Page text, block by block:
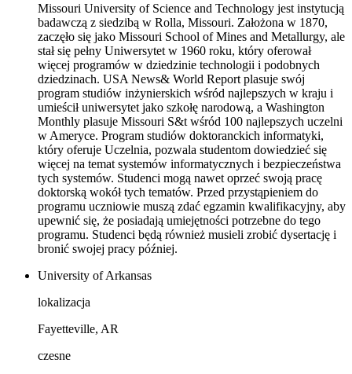
Missouri University of Science and Technology jest instytucją
badawczą z siedzibą w Rolla, Missouri. Założona w 1870,
zaczęło się jako Missouri School of Mines and Metallurgy, ale
stał się pełny Uniwersytet w 1960 roku, który oferował
więcej programów w dziedzinie technologii i podobnych
dziedzinach. USA News& World Report plasuje swój
program studiów inżynierskich wśród najlepszych w kraju i
umieścił uniwersytet jako szkołę narodową, a Washington
Monthly plasuje Missouri S&t wśród 100 najlepszych uczelni
w Ameryce. Program studiów doktoranckich informatyki,
który oferuje Uczelnia, pozwala studentom dowiedzieć się
więcej na temat systemów informatycznych i bezpieczeństwa
tych systemów. Studenci mogą nawet oprzeć swoją pracę
doktorską wokół tych tematów. Przed przystąpieniem do
programu uczniowie muszą zdać egzamin kwalifikacyjny, aby
upewnić się, że posiadają umiejętności potrzebne do tego
programu. Studenci będą również musieli zrobić dysertację i
bronić swojej pracy później.
University of Arkansas
lokalizacja
Fayetteville, AR
czesne